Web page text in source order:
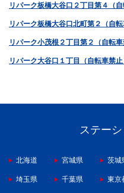
リパーク板橋大谷口２丁目第４（自
リパーク板橋大谷口北町第２（自転
リパーク小茂根２丁目第２（自転車
リパーク大谷口１丁目（自転車禁止
ステー
北海道 宮城県 茨城
埼玉県 千葉県 東京